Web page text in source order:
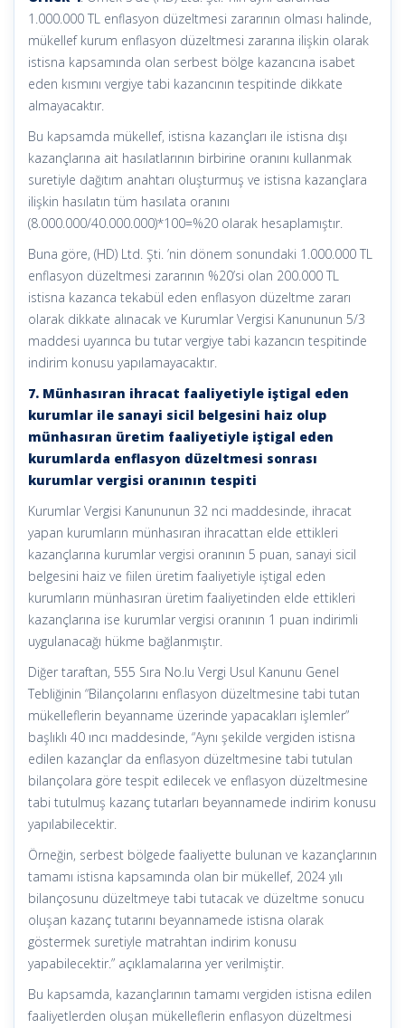
1.000.000 TL enflasyon düzeltmesi zararının olması halinde,
mükellef kurum enflasyon düzeltmesi zararına ilişkin olarak
istisna kapsamında olan serbest bölge kazancına isabet
eden kısmını vergiye tabi kazancının tespitinde dikkate
almayacaktır.
Bu kapsamda mükellef, istisna kazançları ile istisna dışı
kazançlarına ait hasılatlarının birbirine oranını kullanmak
suretiyle dağıtım anahtarı oluşturmuş ve istisna kazançlara
ilişkin hasılatın tüm hasılata oranını
(8.000.000/40.000.000)*100=%20 olarak hesaplamıştır.
Buna göre, (HD) Ltd. Şti. ’nin dönem sonundaki 1.000.000 TL
enflasyon düzeltmesi zararının %20’si olan 200.000 TL
istisna kazanca tekabül eden enflasyon düzeltme zararı
olarak dikkate alınacak ve Kurumlar Vergisi Kanununun 5/3
maddesi uyarınca bu tutar vergiye tabi kazancın tespitinde
indirim konusu yapılamayacaktır.
7. Münhasıran ihracat faaliyetiyle iştigal eden
kurumlar ile sanayi sicil belgesini haiz olup
münhasıran üretim faaliyetiyle iştigal eden
kurumlarda enflasyon düzeltmesi sonrası
kurumlar vergisi oranının tespiti
Kurumlar Vergisi Kanununun 32 nci maddesinde, ihracat
yapan kurumların münhasıran ihracattan elde ettikleri
kazançlarına kurumlar vergisi oranının 5 puan, sanayi sicil
belgesini haiz ve fiilen üretim faaliyetiyle iştigal eden
kurumların münhasıran üretim faaliyetinden elde ettikleri
kazançlarına ise kurumlar vergisi oranının 1 puan indirimli
uygulanacağı hükme bağlanmıştır.
Diğer taraftan, 555 Sıra No.lu Vergi Usul Kanunu Genel
Tebliğinin “Bilançolarını enflasyon düzeltmesine tabi tutan
mükelleflerin beyanname üzerinde yapacakları işlemler”
başlıklı 40 ıncı maddesinde, “Aynı şekilde vergiden istisna
edilen kazançlar da enflasyon düzeltmesine tabi tutulan
bilançolara göre tespit edilecek ve enflasyon düzeltmesine
tabi tutulmuş kazanç tutarları beyannamede indirim konusu
yapılabilecektir.
Örneğin, serbest bölgede faaliyette bulunan ve kazançlarının
tamamı istisna kapsamında olan bir mükellef, 2024 yılı
bilançosunu düzeltmeye tabi tutacak ve düzeltme sonucu
oluşan kazanç tutarını beyannamede istisna olarak
göstermek suretiyle matrahtan indirim konusu
yapabilecektir.” açıklamalarına yer verilmiştir.
Bu kapsamda, kazançlarının tamamı vergiden istisna edilen
faaliyetlerden oluşan mükelleflerin enflasyon düzeltmesi